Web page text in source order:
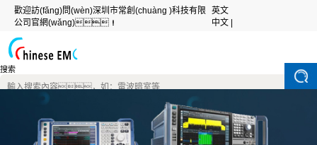
歡迎訪(fǎng)問(wèn)深圳市常創(chuàng )科技有限
公司官網(wǎng)！
英文
中文 |
搜索